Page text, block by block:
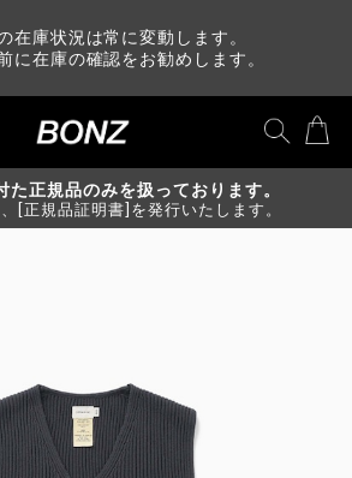
在庫状況は常に変動します。
に在庫の確認をお勧めします。
た正規品のみを扱っております。
[正規品証明書]を発行いたします。